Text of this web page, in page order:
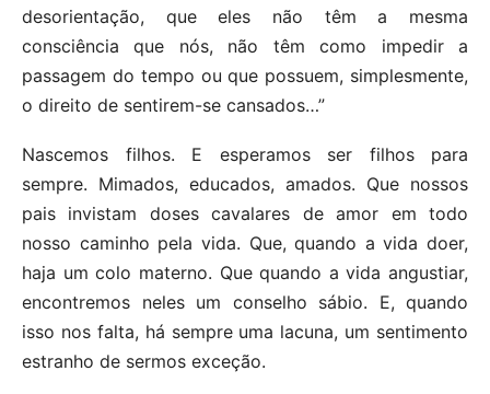
desorientação, que eles não têm a mesma
consciência que nós, não têm como impedir a
passagem do tempo ou que possuem, simplesmente,
o direito de sentirem-se cansados…”
Nascemos filhos. E esperamos ser filhos para
sempre. Mimados, educados, amados. Que nossos
pais invistam doses cavalares de amor em todo
nosso caminho pela vida. Que, quando a vida doer,
haja um colo materno. Que quando a vida angustiar,
encontremos neles um conselho sábio. E, quando
isso nos falta, há sempre uma lacuna, um sentimento
estranho de sermos exceção.